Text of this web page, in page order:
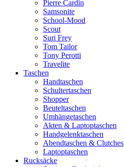
Pierre Cardin
Samsonite
School-Mood
Scout
Suri Frey
Tom Tailor
Tony Perotti
Travelite
Taschen
Handtaschen
Schultertaschen
Shopper
Beuteltaschen
Umhängetaschen
Akten & Laptoptaschen
Handgelenktaschen
Abendtaschen & Clutches
Laptoptaschen
Rucksäcke